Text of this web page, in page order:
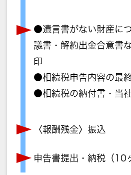
●遺言書がない財産に
議書・解約出金合意書
印
●相続税申告内容の最
●相続税の納付書・当
〈報酬残金〉振込
申告書提出・納税（10